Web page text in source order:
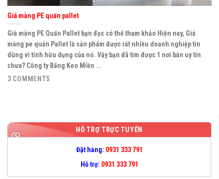
HỖ TRỢ TRỰC TUYẾN
Đặt hàng: 0931 333 791
Hỗ trợ: 0931 333 791
Giá màng PE quấn pallet
Giá màng PE Quấn Pallet bạn đọc có thể tham khảo Hiện nay, Giá
màng pe quấn Pallet là sản phẩm được rất nhiều doanh nghiệp tin
dùng vì tính hữu dụng của nó. Vậy bạn đã tìm được 1 nơi bán uy tín
chưa? Công ty Băng Keo Miền ...
3 COMMENTS